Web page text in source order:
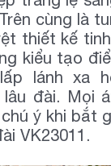
cùng là
thiết kế
kiểu tạo
lánh xa
đài. Mọi
ý khi bắt
VK23011.